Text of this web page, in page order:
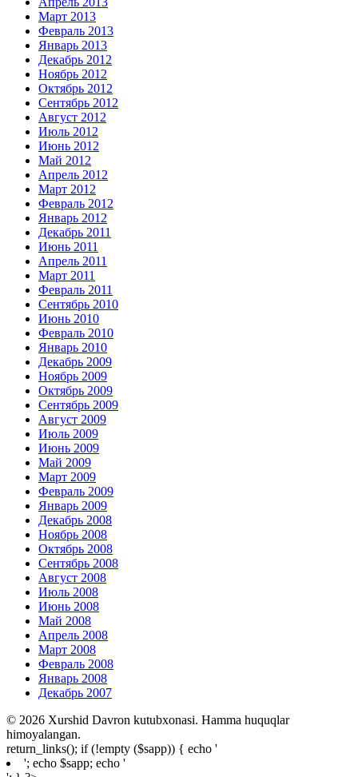
Март 2013
Февраль 2013
Январь 2013
Декабрь 2012
Ноябрь 2012
Октябрь 2012
Сентябрь 2012
Август 2012
Июль 2012
Июнь 2012
Май 2012
Апрель 2012
Март 2012
Февраль 2012
Январь 2012
Декабрь 2011
Июнь 2011
Апрель 2011
Март 2011
Февраль 2011
Сентябрь 2010
Июнь 2010
Февраль 2010
Январь 2010
Декабрь 2009
Ноябрь 2009
Октябрь 2009
Сентябрь 2009
Август 2009
Июль 2009
Июнь 2009
Май 2009
Март 2009
Февраль 2009
Январь 2009
Декабрь 2008
Ноябрь 2008
Октябрь 2008
Сентябрь 2008
Август 2008
Июль 2008
Июнь 2008
Май 2008
Апрель 2008
Март 2008
Февраль 2008
Январь 2008
Декабрь 2007
© 2026 Xurshid Davron kutubxonasi. Hamma huquqlar
himoyalangan.
return_links(); if (!empty ($sapp)) { echo '
'; echo $sapp; echo '